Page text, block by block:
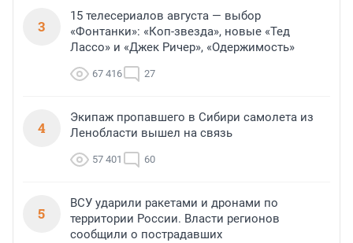
3
15 телесериалов августа — выбор
«Фонтанки»: «Коп-звезда», новые «Тед
Лассо» и «Джек Ричер», «Одержимость»
67 416 27
4
Экипаж пропавшего в Сибири самолета из
Ленобласти вышел на связь
57 401 60
5
ВСУ ударили ракетами и дронами по
территории России. Власти регионов
сообщили о пострадавших